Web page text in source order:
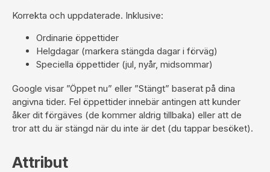
Korrekta och uppdaterade. Inklusive:
Ordinarie öppettider
Helgdagar (markera stängda dagar i förväg)
Speciella öppettider (jul, nyår, midsommar)
Google visar ”Öppet nu” eller ”Stängt” baserat på dina
angivna tider. Fel öppettider innebär antingen att kunder
åker dit förgäves (de kommer aldrig tillbaka) eller att de
tror att du är stängd när du inte är det (du tappar besöket).
Attribut